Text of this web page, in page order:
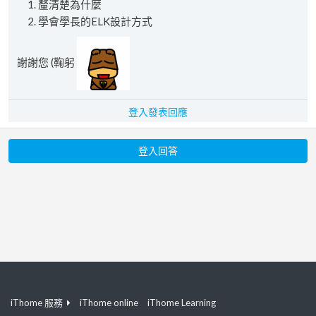
釐清楚為什麼
學會學長的ELK設計方式
謝謝您 (鞠躬
登入發表回應
登入回答
iThome 服務 iThome online iThome Learning